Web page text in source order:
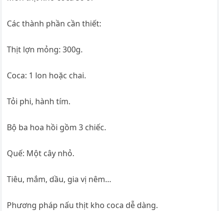
Các thành phần cần thiết:
Thịt lợn mỏng: 300g.
Coca: 1 lon hoặc chai.
Tỏi phi, hành tím.
Bộ ba hoa hồi gồm 3 chiếc.
Quế: Một cây nhỏ.
Tiêu, mắm, dầu, gia vị nêm…
Phương pháp nấu thịt kho coca dễ dàng.